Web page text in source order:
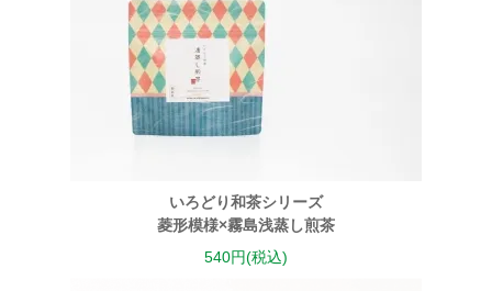
いろどり和茶シリーズ
菱形模様×霧島浅蒸し煎茶
540円(税込)